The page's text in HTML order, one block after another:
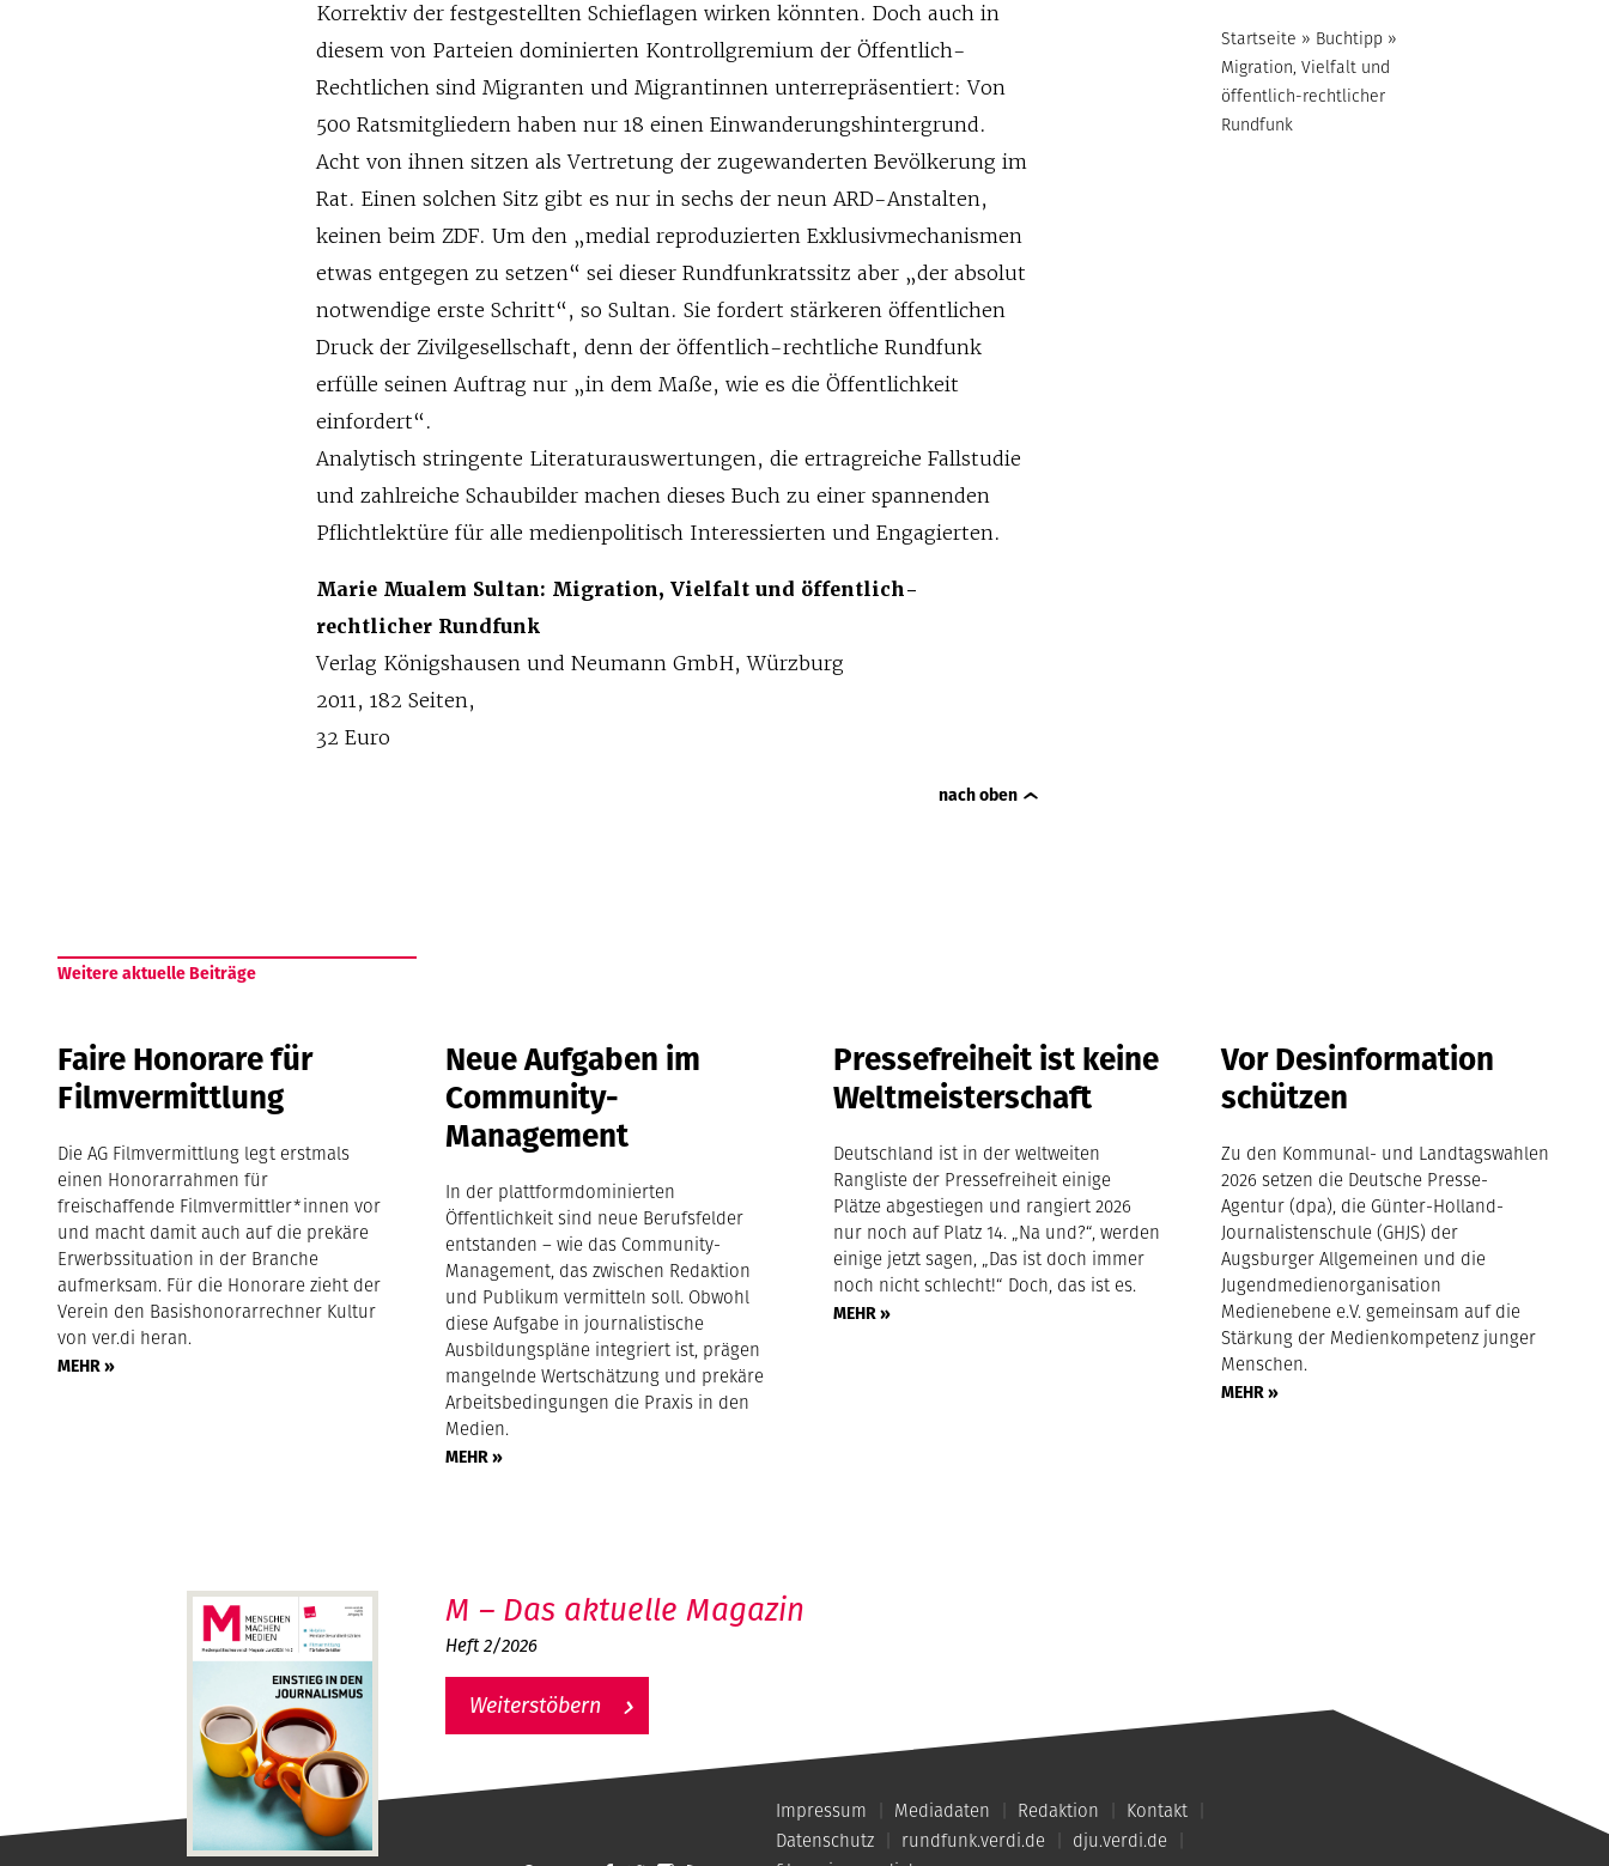
Korrektiv der festgestellten Schieflagen wirken könnten. Doch auch in
diesem von Parteien dominierten Kontrollgremium der Öffentlich-
Rechtlichen sind Migranten und Migrantinnen unterrepräsentiert: Von
500 Ratsmitgliedern haben nur 18 einen Einwanderungshintergrund.
Acht von ihnen sitzen als Vertretung der zugewanderten Bevölkerung im
Rat. Einen solchen Sitz gibt es nur in sechs der neun ARD-Anstalten,
keinen beim ZDF. Um den „medial reproduzierten Exklusivmechanismen
etwas entgegen zu setzen“ sei dieser Rundfunkratssitz aber „der absolut
notwendige erste Schritt“, so Sultan. Sie fordert stärkeren öffentlichen
Druck der Zivilgesellschaft, denn der öffentlich-rechtliche Rundfunk
erfülle seinen Auftrag nur „in dem Maße, wie es die Öffentlichkeit
einfordert“.
Analytisch stringente Literaturauswertungen, die ertragreiche Fallstudie
und zahlreiche Schaubilder machen dieses Buch zu einer spannenden
Pflichtlektüre für alle medienpolitisch Interessierten und Engagierten.
Marie Mualem Sultan: Migration, Vielfalt und öffentlich-
rechtlicher Rundfunk
Verlag Königshausen und Neumann GmbH, Würzburg
2011, 182 Seiten,
32 Euro
nach oben
Startseite » Buchtipp »
Migration, Vielfalt und
öffentlich-rechtlicher
Rundfunk
Weitere aktuelle Beiträge
Faire Honorare für
Filmvermittlung
Die AG Filmvermittlung legt erstmals
einen Honorarrahmen für
freischaffende Filmvermittler*innen vor
und macht damit auch auf die prekäre
Erwerbssituation in der Branche
aufmerksam. Für die Honorare zieht der
Verein den Basishonorarrechner Kultur
von ver.di heran.
MEHR »
Neue Aufgaben im
Community-
Management
In der plattformdominierten
Öffentlichkeit sind neue Berufsfelder
entstanden – wie das Community-
Management, das zwischen Redaktion
und Publikum vermitteln soll. Obwohl
diese Aufgabe in journalistische
Ausbildungspläne integriert ist, prägen
mangelnde Wertschätzung und prekäre
Arbeitsbedingungen die Praxis in den
Medien.
MEHR »
Pressefreiheit ist keine
Weltmeisterschaft
Deutschland ist in der weltweiten
Rangliste der Pressefreiheit einige
Plätze abgestiegen und rangiert 2026
nur noch auf Platz 14. „Na und?“, werden
einige jetzt sagen, „Das ist doch immer
noch nicht schlecht!“ Doch, das ist es.
MEHR »
Vor Desinformation
schützen
Zu den Kommunal- und Landtagswahlen
2026 setzen die Deutsche Presse-
Agentur (dpa), die Günter-Holland-
Journalistenschule (GHJS) der
Augsburger Allgemeinen und die
Jugendmedienorganisation
Medienebene e.V. gemeinsam auf die
Stärkung der Medienkompetenz junger
Menschen.
MEHR »
MMM - Menschen machen Medien
M – Das aktuelle Magazin
Heft 2/2026
Weiterstöbern
Impressum Mediadaten Redaktion
Kontakt
Datenschutz
rundfunk.verdi.de
dju.verdi.de